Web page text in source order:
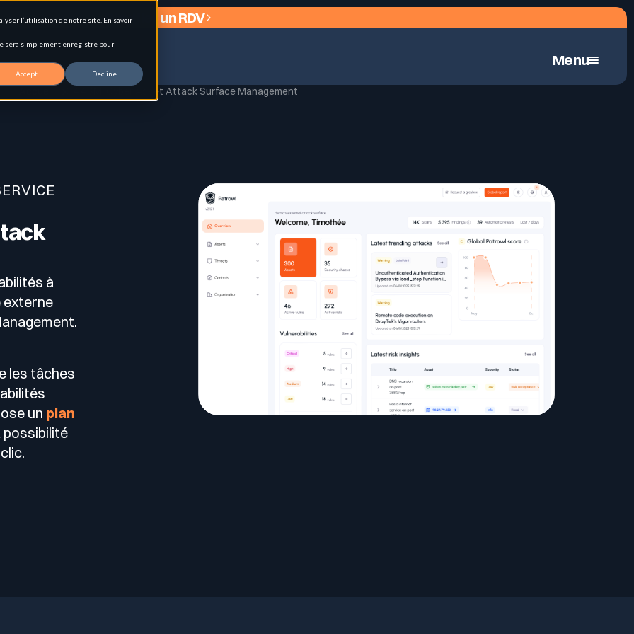
l’utilisation de notre site. En savoir
sera simplement enregistré pour
Accept Decline
Pentest hybrid automatisé en continu
et signaux d’exposition.
spécifique).
Nous rejoindre
Publications
Planifier un RDV
CAASM: Cyber Asset Attack Surface Management
à
les tâches
un plan
possibilité